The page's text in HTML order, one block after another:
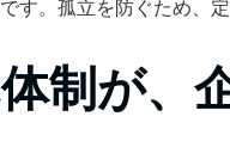
す。孤立を防ぐため、
制が、